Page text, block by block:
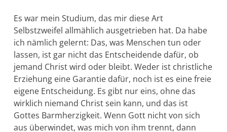
Es war mein Studium, das mir diese Art
Selbstzweifel allmählich aus­getrieben hat. Da habe
ich nämlich gelernt: Das, was Menschen tun oder
lassen, ist gar nicht das Entscheidende dafür, ob
jemand Christ wird oder bleibt. Weder ist christliche
Erziehung eine Garantie dafür, noch ist es eine freie
eigene Entscheidung. Es gibt nur eins, ohne das
wirklich nie­mand Christ sein kann, und das ist
Gottes Barmherzigkeit. Wenn Gott nicht von sich
aus überwindet, was mich von ihm trennt, dann